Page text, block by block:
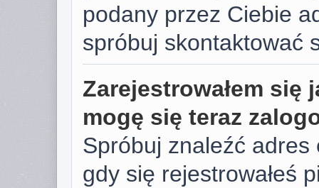
podany przez Ciebie
spróbuj skontaktować
Zarejestrowałem się
mogę się teraz
Spróbuj znaleźć adres
gdy się rejestrowałeś